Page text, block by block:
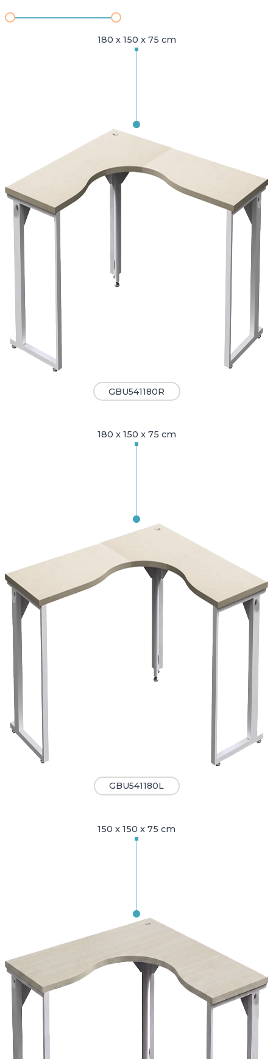
180 x 150 x 75 cm
GBU541180R
180 x 150 x 75 cm
GBU541180L
150 x 150 x 75 cm